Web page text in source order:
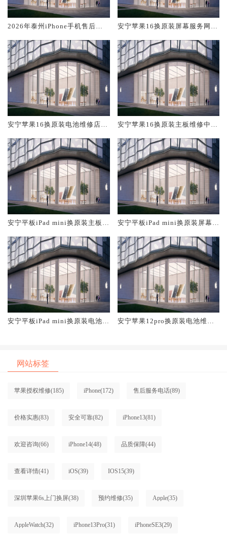
2026年泰州iPhone手机售后服
口碑排名对比知名
安宁苹果16换原装屏幕服务网点
安宁苹果16换原装电池维修店大
安宁苹果16换原装主板维修中心
安宁平板iPad mini换原装主板维
安宁平板iPad mini换原装屏幕服
安宁平板iPad mini换原装电池维
安宁苹果12pro换原装电池维修
网站标签
苹果授权维修(185) iPhone(172) 售后服务电话(89)
价格实惠(83) 安全可靠(82) iPhone13(81)
欢迎咨询(66) iPhone14(48) 品质保障(44)
查看详情(41) iOS(39) IOS15(39)
深圳苹果6s上门换屏(38) 预约维修(35) Apple(35)
AppleWatch(32) iPhone13Pro(31) iPhoneSE3(29)